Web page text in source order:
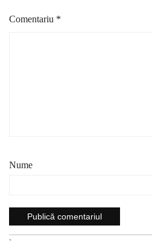
Comentariu *
Nume